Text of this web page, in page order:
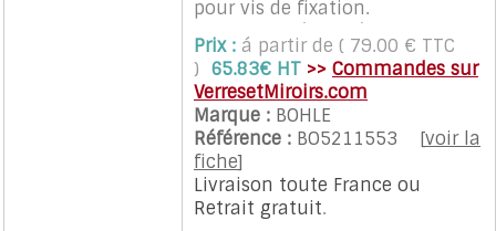
sélectionner)
pour vis de fixation.
Pour verre sécurit épaisseur
8,10,12mm.
Poids maxi de porte 40kg.
Montage mural, unilatéral 90
degré.
Hauteur max de porte 2000mm
et largeur max 1000mm.
Matériau : laiton.
Zone de rappel automatique +/-
Prix : á partir de ( 79.00 € TTC
) 65.83€ HT >> Commandes sur
VerresetMiroirs.com
Marque : BOHLE
Référence : BO5211553 [voir la
fiche]
Livraison toute France ou
Retrait gratuit.